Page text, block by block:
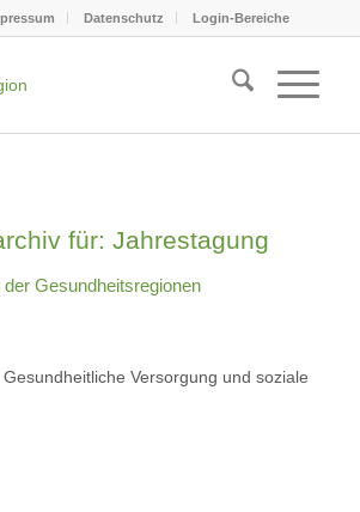
Datenschutz Login-Bereiche
für: Jahrestagung
Gesundheitsregionen
Versorgung und soziale